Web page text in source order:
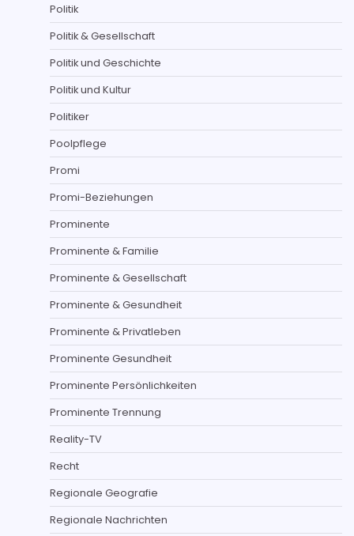
Politik
Politik & Gesellschaft
Politik und Geschichte
Politik und Kultur
Politiker
Poolpflege
Promi
Promi-Beziehungen
Prominente
Prominente & Familie
Prominente & Gesellschaft
Prominente & Gesundheit
Prominente & Privatleben
Prominente Gesundheit
Prominente Persönlichkeiten
Prominente Trennung
Reality-TV
Recht
Regionale Geografie
Regionale Nachrichten